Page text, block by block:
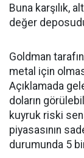
Buna karşılık,
değer
Goldman
metal için
Açıklamada
doların
kuyruk riski
piyasasının
durumunda 5